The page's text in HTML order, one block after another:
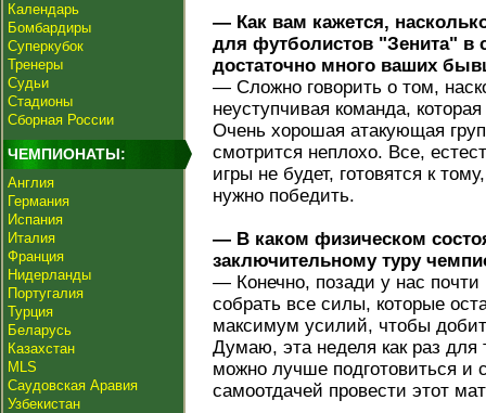
Календарь
Бомбардиры
Суперкубок
Тренеры
Судьи
Стадионы
Сборная России
ЧЕМПИОНАТЫ:
Англия
Германия
Испания
Италия
Франция
Нидерланды
Португалия
Турция
Беларусь
Казахстан
MLS
Саудовская Аравия
Узбекистан
— Как вам кажется,
для футболистов "Зенита" в
достаточно много ваших
— Сложно говорить о том,
неуступчивая команда,
Очень хорошая атакующая
смотрится неплохо. Все,
игры не будет, готовятся к
нужно победить.
— В каком физическом
заключительному туру
— Конечно, позади у нас
собрать все силы, которые
максимум усилий, чтобы
Думаю, эта неделя как раз для
можно лучше подготовиться и
самоотдачей провести этот